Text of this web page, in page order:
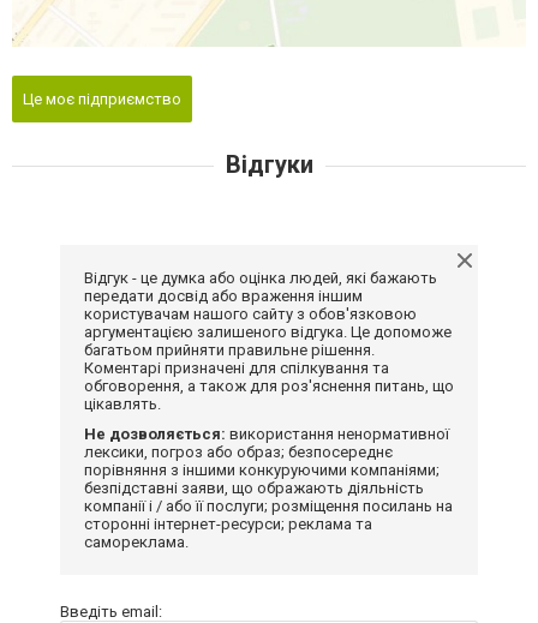
Це моє підприємство
Відгуки
Відгук - це думка або оцінка людей, які бажають
передати досвід або враження іншим
користувачам нашого сайту з обов'язковою
аргументацією залишеного відгука. Це допоможе
багатьом прийняти правильне рішення.
Коментарі призначені для спілкування та
обговорення, а також для роз'яснення питань, що
цікавлять.
Не дозволяється: використання ненормативної
лексики, погроз або образ; безпосереднє
порівняння з іншими конкуруючими компаніями;
безпідставні заяви, що ображають діяльність
компанії і / або її послуги; розміщення посилань на
сторонні інтернет-ресурси; реклама та
самореклама.
Введіть email: